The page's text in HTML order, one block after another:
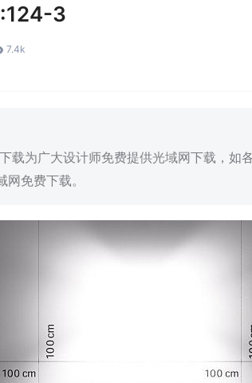
3
7.4k
载为广大设计师免费提供光域网下载，如
免费下载。